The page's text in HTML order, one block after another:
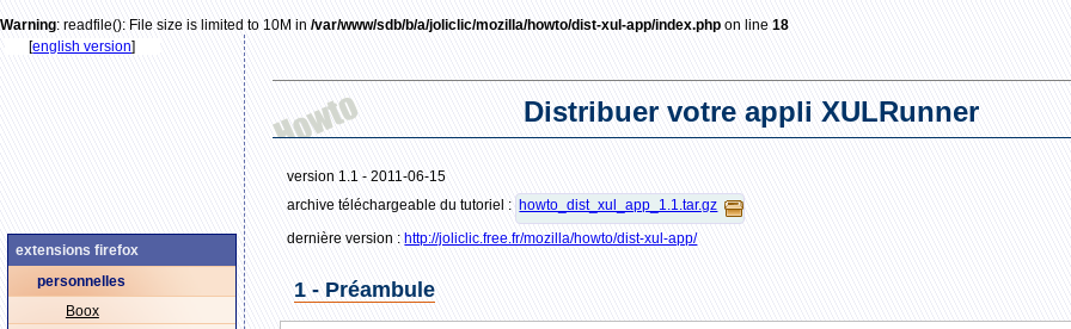
Warning: readfile(): File size is limited to 10M in /var/www/sdb/b/a/joliclic/mozilla/howto/dist-xul-app/index.php on line 18
[english version]
Distribuer votre appli XULRunner
version 1.1 - 2011-06-15
archive téléchargeable du tutoriel : howto_dist_xul_app_1.1.tar.gz
dernière version : http://joliclic.free.fr/mozilla/howto/dist-xul-app/
1 - Préambule
extensions firefox
personnelles
Boox